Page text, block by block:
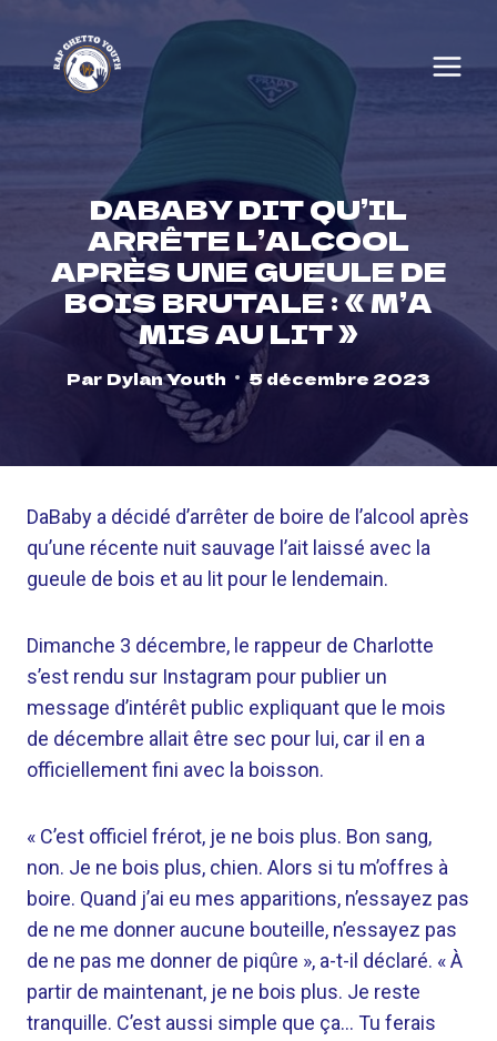
content
DABABY DIT QU’IL
ARRÊTE L’ALCOOL
APRÈS UNE GUEULE DE
BOIS BRUTALE : « M’A
MIS AU LIT »
Par Dylan Youth 5 décembre 2023
DaBaby a décidé d’arrêter de boire de l’alcool après
qu’une récente nuit sauvage l’ait laissé avec la
gueule de bois et au lit pour le lendemain.
Dimanche 3 décembre, le rappeur de Charlotte
s’est rendu sur Instagram pour publier un
message d’intérêt public expliquant que le mois
de décembre allait être sec pour lui, car il en a
officiellement fini avec la boisson.
« C’est officiel frérot, je ne bois plus. Bon sang,
non. Je ne bois plus, chien. Alors si tu m’offres à
boire. Quand j’ai eu mes apparitions, n’essayez pas
de ne me donner aucune bouteille, n’essayez pas
de ne pas me donner de piqûre », a-t-il déclaré. « À
partir de maintenant, je ne bois plus. Je reste
tranquille. C’est aussi simple que ça… Tu ferais